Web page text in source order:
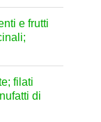
e frutti
filati
di